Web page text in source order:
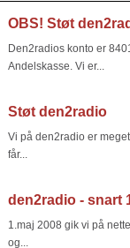
OBS! Støt
Den2radios konto er
Andelskasse. Vi er...
Støt den2radio
Vi på den2radio er
får...
den2radio - snart
1.maj 2008 gik vi på
og...